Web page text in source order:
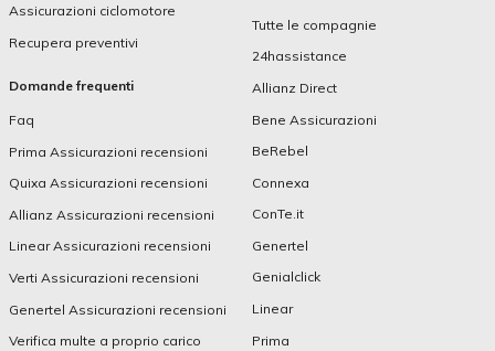
Assicurazioni ciclomotore
Recupera preventivi
Domande frequenti
Faq
Prima Assicurazioni recensioni
Quixa Assicurazioni recensioni
Allianz Assicurazioni recensioni
Linear Assicurazioni recensioni
Verti Assicurazioni recensioni
Genertel Assicurazioni recensioni
Verifica multe a proprio carico
Tutte le compagnie
24hassistance
Allianz Direct
Bene Assicurazioni
BeRebel
Connexa
ConTe.it
Genertel
Genialclick
Linear
Prima